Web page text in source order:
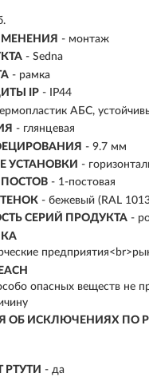
- монтаж
- Sedna
- рамка
IP - IP44
АБС,
- глянцевая
- 9.7 мм
УСТАНОВКИ -
- 1-постовая
- бежевый (RAL
СЕРИЙ ПРОДУКТА -
опасных веществ не
ОБ ИСКЛЮЧЕНИЯХ ПО
РТУТИ - да